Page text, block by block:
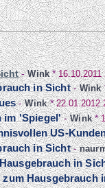
-Wink*16.10.2011
in Sicht-Wink
-Wink*22.01.2012
im 'Spiegel'-Wink*
US-
in Sicht-
in
Hausgebrauch